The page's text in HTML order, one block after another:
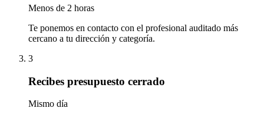
Menos de 2 horas
Te ponemos en contacto con el profesional auditado más
cercano a tu dirección y categoría.
3
Recibes presupuesto cerrado
Mismo día